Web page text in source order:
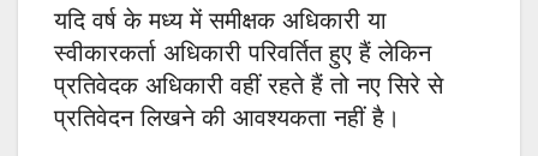
यदि वर्ष के मध्य में समीक्षक अधिकारी या
स्वीकारकर्ता अधिकारी परिवर्तित हुए हैं लेकिन
प्रतिवेदक अधिकारी वहीं रहते हैं तो नए सिरे से
प्रतिवेदन लिखने की आवश्यकता नहीं है।